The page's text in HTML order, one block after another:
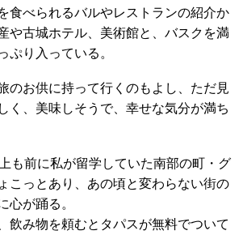
食べられるバルやレストランの紹介か
や古城ホテル、美術館と、バスクを満
ぷり入っている。
のお供に持って行くのもよし、ただ見
く、美味しそうで、幸せな気分が満ち
も前に私が留学していた南部の町・グ
こっとあり、あの頃と変わらない街の
心が踊る。
飲み物を頼むとタパスが無料でついて